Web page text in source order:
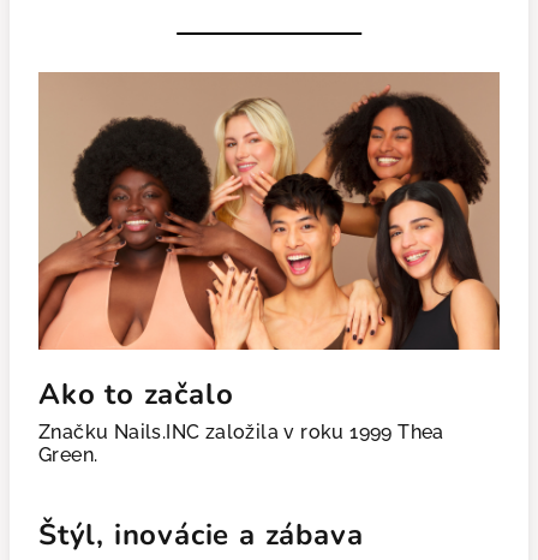
Ako to začalo
Značku Nails.INC založila v roku 1999 Thea
Green.
Štýl, inovácie a zábava